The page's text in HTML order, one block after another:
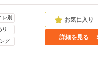
レ別
り
グ
詳細を見る